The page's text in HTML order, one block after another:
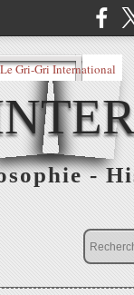
-